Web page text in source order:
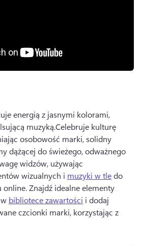
energią z jasnymi kolorami,
muzyką.Celebruje kulturę
osobowość marki, solidny
dążącej do świeżego, odważnego
widzów, używając
wizualnych i muzyki w tle do
online. Znajdź idealne elementy
bibliotece zawartości i dodaj
czcionki marki, korzystając z